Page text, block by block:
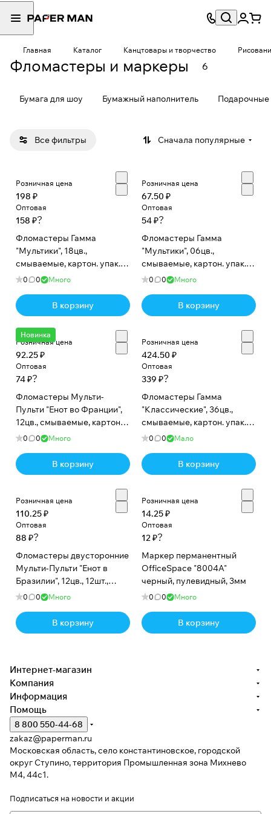
Главная Каталог Канцтовары и творчество
Фломастеры и маркеры 6
Бумага для шоу Бумажный наполнитель Подарочные
Все фильтры Сначала популярные
Розничная цена
198 ₽
Оптовая
158 ₽?
Фломастеры Гамма
"Мультики", 18цв.,
смываемые, картон. упак.,
европодвес
0 0 Много
В корзину
Розничная цена
67.50 ₽
Оптовая
54 ₽?
Фломастеры Гамма
"Мультики", 06цв.,
смываемые, картон. упак.,
европодвес
0 0 Много
В корзину
Новинка
Розничная цена
92.25 ₽
Оптовая
74 ₽?
Фломастеры Мульти-
Пульти "Енот во Франции",
12цв., смываемые, картон,
европодвес
0 0 Много
В корзину
Розничная цена
424.50 ₽
Оптовая
339 ₽?
Фломастеры Гамма
"Классические", 36цв.,
смываемые, картон. упак.,
европодвес
0 0 Мало
В корзину
Розничная цена
110.25 ₽
Оптовая
88 ₽?
Фломастеры двусторонние
Мульти-Пульти "Енот в
Бразилии", 12цв., 12шт.,
смываемые, картон,
0 0 Много
В корзину
Розничная цена
14.25 ₽
Оптовая
12 ₽?
Маркер перманентный
OfficeSpace "8004А"
черный, пулевидный, 3мм
0 0 Много
В корзину
Интернет-магазин
Компания
Информация
Помощь
8 800 550-44-68
zakaz@paperman.ru
Московская область, село константиновское, городской
округ Ступино, территория Промышленная зона Михнево
М4, 44с1.
Подписаться на новости и акции